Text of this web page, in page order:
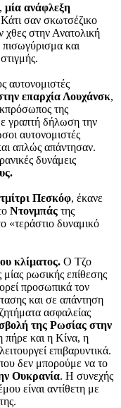
μία ανάφλεξη
σαν σκωτσέζικο
στην Ανατολική
και
αυτονομιστές
επαρχία Λουχάνσκ,
της
γραπτή δήλωση την
αυτονομιστές
απλώς απάντησαν.
δυνάμεις
Πεσκόφ, έκανε
Ντονμπάς της
«τεράστιο δυναμικό
κλίματος. Ο Τζο
ρωσικής επίθεσης
προσωπικά τον
και σε απάντηση
ασφαλείας
της Ρωσίας στην
πήρε και η Κίνα, η
επιβαρυντικά.
δεν μπορούμε να το
Ουκρανία. Η συνεχής
είναι αντίθετη με